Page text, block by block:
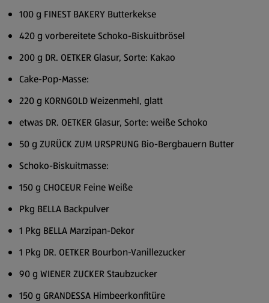
100 g FINEST BAKERY Butterkekse
420 g vorbereitete Schoko-Biskuitbrösel
200 g DR. OETKER Glasur, Sorte: Kakao
Cake-Pop-Masse:
220 g KORNGOLD Weizenmehl, glatt
etwas DR. OETKER Glasur, Sorte: weiße Schoko
50 g ZURÜCK ZUM URSPRUNG Bio-Bergbauern Butter
Schoko-Biskuitmasse:
150 g CHOCEUR Feine Weiße
Pkg BELLA Backpulver
1 Pkg BELLA Marzipan-Dekor
1 Pkg DR. OETKER Bourbon-Vanillezucker
90 g WIENER ZUCKER Staubzucker
150 g GRANDESSA Himbeerkonfitüre